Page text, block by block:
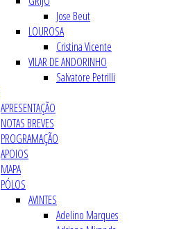
Jose Beut
LOUROSA
Cristina Vicente
VILAR DE ANDORINHO
Salvatore Petrilli
APRESENTAÇÃO
NOTAS BREVES
PROGRAMAÇÃO
APOIOS
MAPA
PÓLOS
AVINTES
Adelino Marques